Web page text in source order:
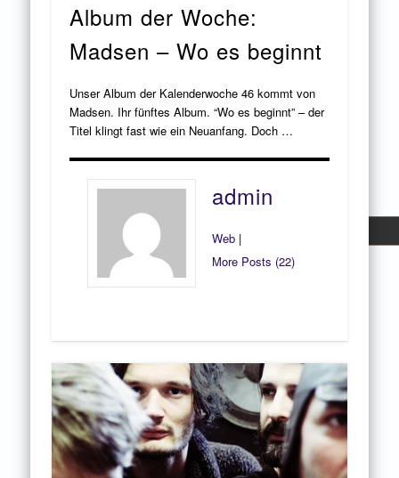
Album der Woche:
Madsen – Wo es beginnt
Unser Album der Kalenderwoche 46 kommt von
Madsen. Ihr fünftes Album. “Wo es beginnt” – der
Titel klingt fast wie ein Neuanfang. Doch …
admin
Web |
More Posts (22)